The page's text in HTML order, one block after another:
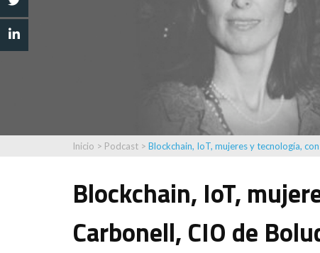
Inicio > Podcast > Blockchain, IoT, mujeres y tecnología,
Blockchain, IoT,
Carbonell, CIO de